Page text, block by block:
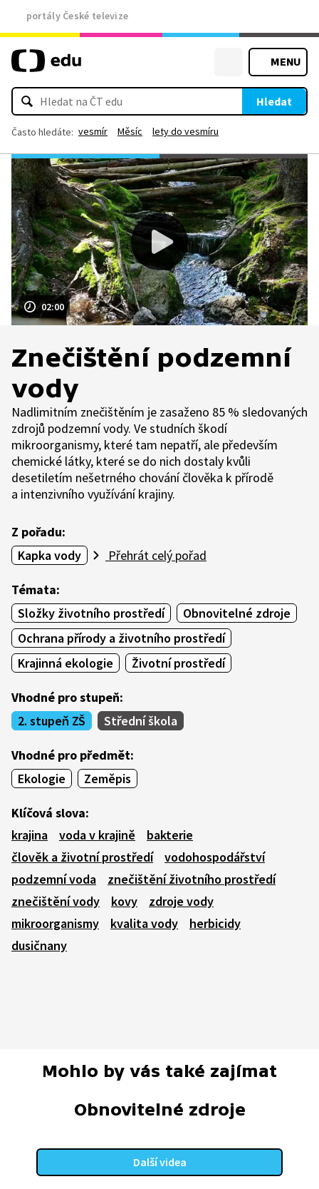
portály České televize
MENU
Hledat
Často hledáte: vesmír Měsíc lety do vesmíru
02:00
Znečištění podzemní
vody
Nadlimitním znečištěním je zasaženo 85 % sledovaných
zdrojů podzemní vody. Ve studních škodí
mikroorganismy, které tam nepatří, ale především
chemické látky, které se do nich dostaly kvůli
desetiletím nešetrného chování člověka k přírodě
a intenzivního využívání krajiny.
Z pořadu:
Kapka vody
Přehrát celý pořad
Témata:
Složky životního prostředí
Obnovitelné zdroje
Ochrana přírody a životního prostředí
Krajinná ekologie
Životní prostředí
Vhodné pro stupeň:
2. stupeň ZŠ
Střední škola
Vhodné pro předmět:
Ekologie
Zeměpis
Klíčová slova:
krajina
voda v krajině
bakterie
člověk a životní prostředí
vodohospodářství
podzemní voda
znečištění životního prostředí
znečištění vody
kovy
zdroje vody
mikroorganismy
kvalita vody
herbicidy
dusičnany
Mohlo by vás také zajímat
Obnovitelné zdroje
Další videa